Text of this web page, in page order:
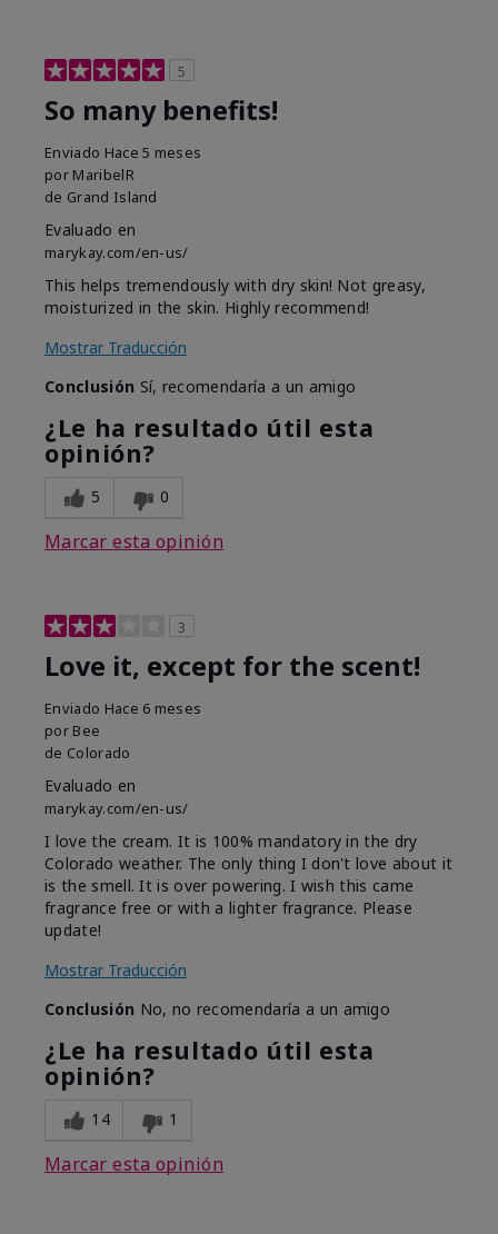
5
So many benefits!
Enviado Hace 5 meses
por MaribelR
de Grand Island
Evaluado en
marykay.com/en-us/
This helps tremendously with dry skin! Not greasy,
moisturized in the skin. Highly recommend!
Mostrar Traducción
Conclusión Sí, recomendaría a un amigo
¿Le ha resultado útil esta
opinión?
5 0
Marcar esta opinión
3
Love it, except for the scent!
Enviado Hace 6 meses
por Bee
de Colorado
Evaluado en
marykay.com/en-us/
I love the cream. It is 100% mandatory in the dry
Colorado weather. The only thing I don't love about it
is the smell. It is over powering. I wish this came
fragrance free or with a lighter fragrance. Please
update!
Mostrar Traducción
Conclusión No, no recomendaría a un amigo
¿Le ha resultado útil esta
opinión?
14 1
Marcar esta opinión